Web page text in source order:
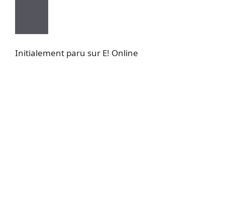
Initialement paru sur E! Online